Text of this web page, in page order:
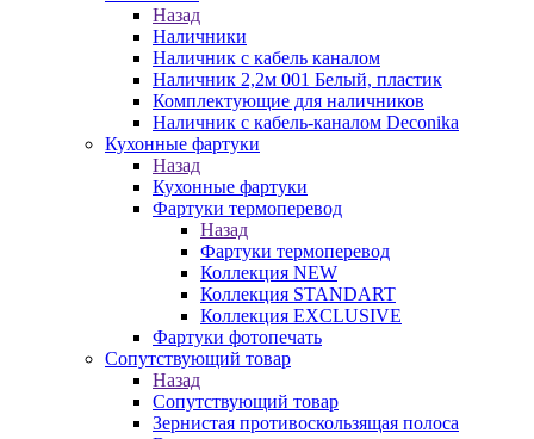
Назад
Наличники
Наличник с кабель каналом
Наличник 2,2м 001 Белый, пластик
Комплектующие для наличников
Наличник с кабель-каналом Deconika
Кухонные фартуки
Назад
Кухонные фартуки
Фартуки термоперевод
Назад
Фартуки термоперевод
Коллекция NEW
Коллекция STANDART
Коллекция EXCLUSIVE
Фартуки фотопечать
Сопутствующий товар
Назад
Сопутствующий товар
Зернистая противоскользящая полоса